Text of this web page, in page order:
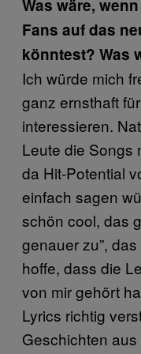
Was wäre,
Fans auf das
könntest? Was
Ich würde mich
ganz ernsthaft
interessieren.
Leute die Songs
da Hit-Potential
einfach sagen
schön cool, das
genauer zu”,
hoffe, dass die
von mir gehört
Lyrics richtig
Geschichten